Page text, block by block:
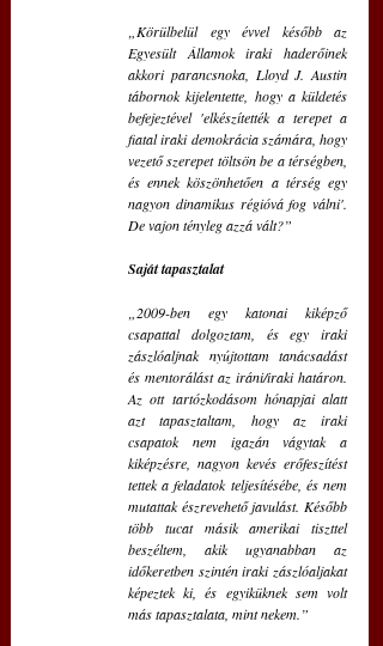
„Körülbelül egy évvel később az
Egyesült Államok iraki haderőinek
akkori parancsnoka, Lloyd J. Austin
tábornok kijelentette, hogy a küldetés
befejeztével 'elkészítették a terepet a
fiatal iraki demokrácia számára, hogy
vezető szerepet töltsön be a térségben,
és ennek köszönhetően a térség egy
nagyon dinamikus régióvá fog válni'.
De vajon tényleg azzá vált?”
Saját tapasztalat
„2009-ben egy katonai kiképző
csapattal dolgoztam, és egy iraki
zászlóaljnak nyújtottam tanácsadást
és mentorálást az iráni/iraki határon.
Az ott tartózkodásom hónapjai alatt
azt tapasztaltam, hogy az iraki
csapatok nem igazán vágytak a
kiképzésre, nagyon kevés erőfeszítést
tettek a feladatok teljesítésébe, és nem
mutattak észrevehető javulást. Később
több tucat másik amerikai tiszttel
beszéltem, akik ugyanabban az
időkeretben szintén iraki zászlóaljakat
képeztek ki, és egyiküknek sem volt
más tapasztalata, mint nekem.”